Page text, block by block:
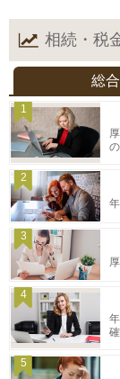
相続・税
総合
1
2
3
4
5